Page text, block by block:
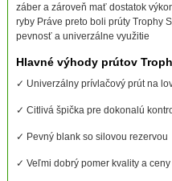
záber a zároveň mať dostatok
ryby Práve preto boli prúty Trophy
pevnosť a univerzálne využitie
Hlavné výhody prútov
✓ Univerzálny prívlačový prút na
✓ Citlivá špička pre dokonalú
✓ Pevný blank so silovou rezervou
✓ Veľmi dobrý pomer kvality a ceny